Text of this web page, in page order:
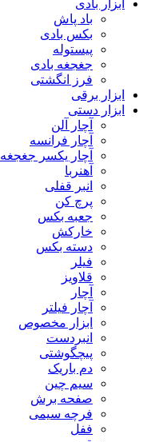
ابزار بادی
باد پاش
بکس بادی
پیستوله
جغجغه بادی
فرز انگشتی
ابزار برقی
ابزار دستی
آچار آلن
آچار فرانسه
آچار یکسر جغجغه
آهنربا
انبر قفلی
پرچ کن
جعبه بکس
خارکش
دسته بکس
فیلر
قلاویز
آچار
آچار فیلتر
ابزار مخصوص
انبردست
پیچگوشتی
دم باریک
سیم چین
صفحه برش
فرچه سیمی
ففل